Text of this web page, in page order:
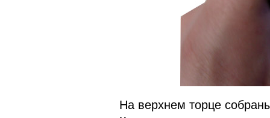
На верхнем торце